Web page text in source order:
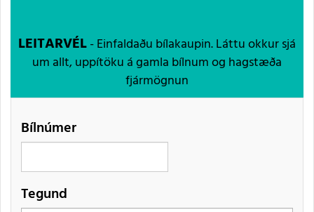
LEITARVÉL- Einfaldaðu bílakaupin. Láttu okkur sjá
um allt, uppítöku á gamla bílnum og hagstæða
fjármögnun
Bílnúmer
Tegund